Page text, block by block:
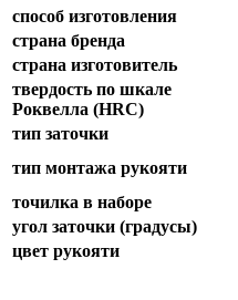
способ изготовления
страна бренда
страна изготовитель
твердость по шкале
Роквелла (HRC)
тип заточки
тип монтажа рукояти
точилка в наборе
угол заточки (градусы)
цвет рукояти